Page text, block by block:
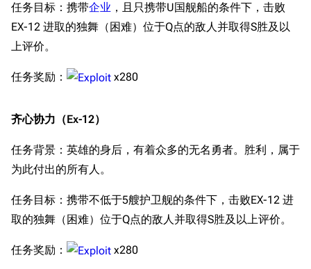
任务目标：携带企业 ，且只携带U国舰船的条件下，击败
EX-12 进取的独舞（困难）位于Q点的敌人并取得S胜及以
上评价。
任务奖励： x280
齐心协力（Ex-12）
任务背景：英雄的身后，有着众多的无名勇者。胜利，属于
为此付出的所有人。
任务目标：携带不低于5艘护卫舰的条件下，击败EX-12 进
取的独舞（困难）位于Q点的敌人并取得S胜及以上评价。
任务奖励： x280